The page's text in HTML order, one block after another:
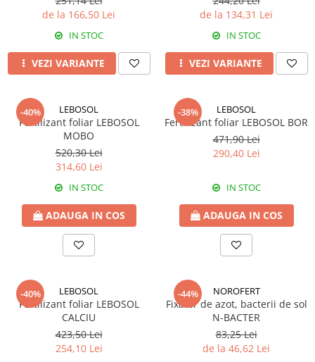
CĂPȘUN
Fungicide
Insecticide
Biostimulatori
Fertilizanți foliari
Fungicide
Insecticide
Biostimulatori
Fertilizanți foliari
Erbicide
CASTRAVEȚI
Insecticide
Fertilizanți foliari
Fungicide
Insecticide
Fertilizanți foliari
Adjuvanți
Fertilizanți foliari
CONIFERE
Fertilizanți foliari
CONOPIDĂ
Fungicide
DOVLEAC
Insecticide
DOVLECEI
de la 166,50 Lei
IN STOC
VEZI VARIANTE
de la 134,31 Lei
IN STOC
VEZI VARIANTE
-40% LEBOSOL
Fertilizant foliar LEBOSOL
MOBO
520,30 Lei
314,60 Lei
IN STOC
ADAUGA IN COS
-38% LEBOSOL
Fertilizant foliar LEBOSOL BOR
471,90 Lei
290,40 Lei
IN STOC
ADAUGA IN COS
-40% LEBOSOL
Fertilizant foliar LEBOSOL
CALCIU
423,50 Lei
254,10 Lei
-44% NOROFERT
Fixator de azot, bacterii de sol
N-BACTER
83,25 Lei
de la 46,62 Lei